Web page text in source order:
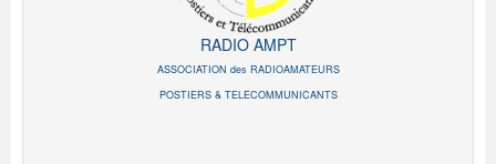
RADIO AMPT
ASSOCIATION des RADIOAMATEURS
POSTIERS & TELECOMMUNICANTS